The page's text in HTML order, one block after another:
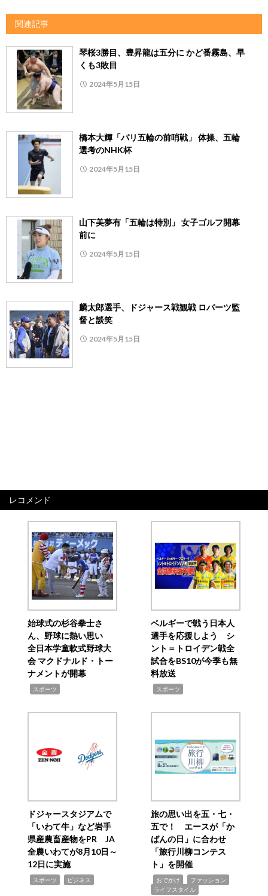
関連記事
琴桜3勝目、豊昇龍は五分に かど番霧島、早
くも3敗目
2024年5月15日
橋本大輝「パリ五輪の前哨戦」 体操、五輪
選考のNHK杯
2024年5月15日
山下美夢有「五輪は特別」 女子ゴルフ開幕
前に
2024年5月15日
麟太郎選手、ドジャース戦観戦 ロバーツ監
督と談笑
2024年5月15日
レコメンド
始球式の杉谷拳士さ
ん、野球に熱い思い
全日本学童軟式野球大
会 マクドナルド・トー
ナメントが開幕
スポーツ
ベルギーで戦う日本人
選手を応援しよう シ
ント＝トロイデン戦全
試合をBS10が今季も無
料放送
スポーツ
ドジャースタジアムで
「いわて牛」など岩手
県産農畜産物をPR JA
全農いわてが8月10日～
12日に実施
スポーツ ビジネス
旅の思い出を五・七・
五で！ エースが「か
ばんの日」に合わせ
「旅行川柳コンテス
ト」を開催
おでかけ ファッション
ライフスタイル